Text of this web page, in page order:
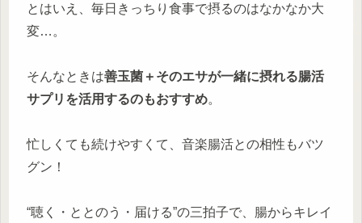
とはいえ、毎日きっちり食事で摂るのはなかなか大
変…。
そんなときは善玉菌＋そのエサが一緒に摂れる腸活
サプリを活用するのもおすすめ。
忙しくても続けやすくて、音楽腸活との相性もバツ
グン！
“聴く・ととのう・届ける”の三拍子で、腸からキレイ